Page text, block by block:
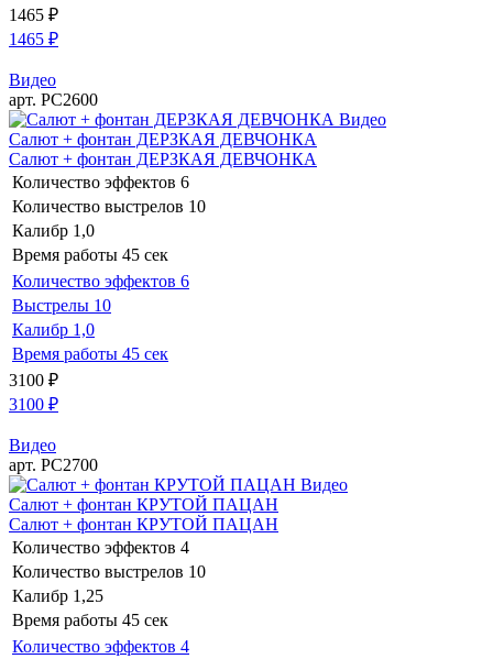
1465 ₽
1465 ₽
Видео
арт. РС2600
Видео
Салют + фонтан ДЕРЗКАЯ ДЕВЧОНКА
Салют + фонтан ДЕРЗКАЯ ДЕВЧОНКА
Количество эффектов 6
Количество выстрелов 10
Калибр 1,0
Время работы 45 сек
Количество эффектов 6
Выстрелы 10
Калибр 1,0
Время работы 45 сек
3100 ₽
3100 ₽
Видео
арт. РС2700
Видео
Салют + фонтан КРУТОЙ ПАЦАН
Салют + фонтан КРУТОЙ ПАЦАН
Количество эффектов 4
Количество выстрелов 10
Калибр 1,25
Время работы 45 сек
Количество эффектов 4